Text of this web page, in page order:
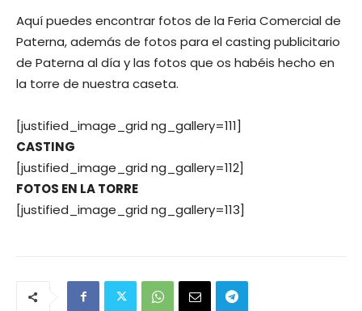
Aquí puedes encontrar fotos de la Feria Comercial de
Paterna, además de fotos para el casting publicitario
de Paterna al día y las fotos que os habéis hecho en
la torre de nuestra caseta.
[justified_image_grid ng_gallery=111]
CASTING
[justified_image_grid ng_gallery=112]
FOTOS EN LA TORRE
[justified_image_grid ng_gallery=113]